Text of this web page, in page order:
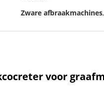
Zware afbraakmachines,
voor